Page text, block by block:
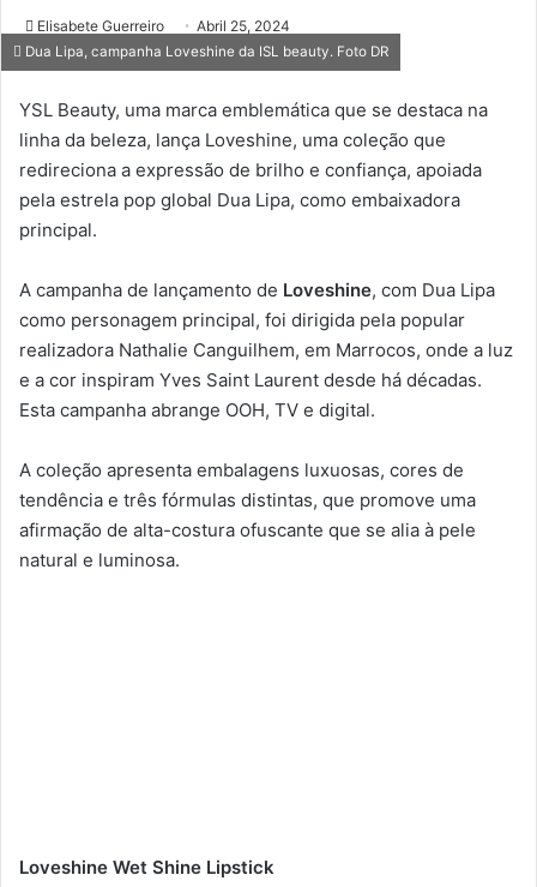
Elisabete Guerreiro Abril 25, 2024
Dua Lipa, campanha Loveshine da ISL beauty. Foto DR
YSL Beauty, uma marca emblemática que se destaca na
linha da beleza, lança Loveshine, uma coleção que
redireciona a expressão de brilho e confiança, apoiada
pela estrela pop global Dua Lipa, como embaixadora
principal.
A campanha de lançamento de Loveshine, com Dua Lipa
como personagem principal, foi dirigida pela popular
realizadora Nathalie Canguilhem, em Marrocos, onde a luz
e a cor inspiram Yves Saint Laurent desde há décadas.
Esta campanha abrange OOH, TV e digital.
A coleção apresenta embalagens luxuosas, cores de
tendência e três fórmulas distintas, que promove uma
afirmação de alta-costura ofuscante que se alia à pele
natural e luminosa.
Loveshine Wet Shine Lipstick